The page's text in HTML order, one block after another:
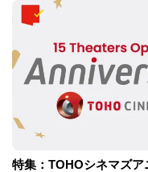
特集：TOHOシネマズ